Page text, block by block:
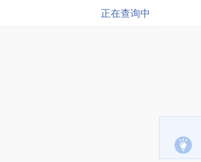
正在查询中